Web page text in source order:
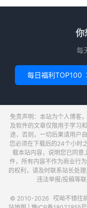
你
每
每日福利TOP100
免责声明：本站为个人博客
及软件的文章仅限用于学习
途，否则，一切后果请用户
您必须在下载后的24个小时
载本站内容，说明您已同意
件，所有内容不作为商业行
的权利，请及时联系站长处
违法举报/投稿等
© 2010-2026 哎呦不错往